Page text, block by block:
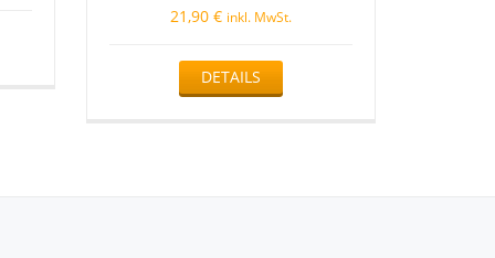
21,90€ inkl. MwSt.
DETAILS